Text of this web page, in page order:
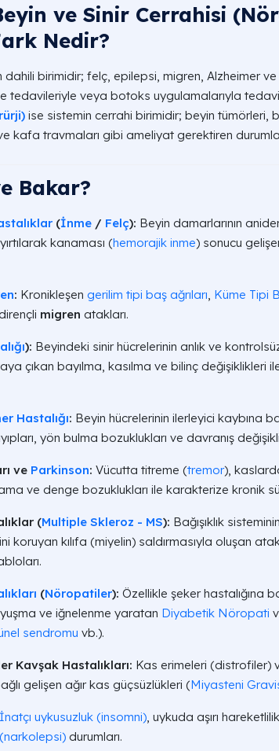
ve Sinir Cerrahisi
Nedir?
dahili birimidir; felç, epilepsi, migren, Alzheimer
tedavileriyle veya botoks uygulamalarıyla
ise sistemin cerrahi birimidir; beyin tümörleri,
kafa travmaları gibi ameliyat gerektiren
Bakar?
(İnme / Felç): Beyin damarlarının
kanaması (hemorajik inme) sonucu
: Kronikleşen gerilim tipi baş ağrıları, Küme Tipi
migren atakları.
): Beyindeki sinir hücrelerinin anlık ve
çıkan bayılma, kasılma ve bilinç değişiklikleri
Hastalığı: Beyin hücrelerinin ilerleyici kaybına
yön bulma bozuklukları ve davranış
ve Parkinson: Vücutta titreme (tremor),
ve denge bozuklukları ile karakterize kronik
(Multiple Skleroz - MS): Bağışıklık
koruyan kılıfa (miyelin) saldırmasıyla oluşan
(Nöropatiler): Özellikle şeker hastalığına
ve iğnelenme yaratan Diyabetik Nöropati
sendromu vb.).
Kavşak Hastalıkları: Kas erimeleri (distrofiler)
gelişen ağır kas güçsüzlükleri (Miyasteni
İnatçı uykusuzluk (insomni), uykuda aşırı
durumları.